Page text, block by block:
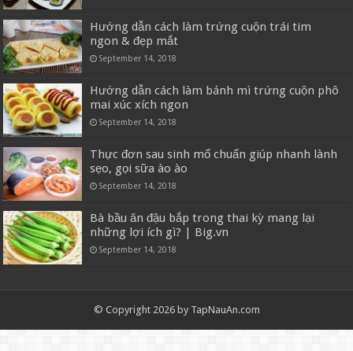
Hướng dẫn cách làm trứng cuộn trái tim
ngon & đẹp mắt
September 14, 2018
Hướng dẫn cách làm bánh mì trứng cuộn phô
mai xúc xích ngon
September 14, 2018
Thực đơn sau sinh mổ chuẩn giúp nhanh lành
sẹo, gọi sữa ào ào
September 14, 2018
Bà bầu ăn đậu bắp trong thai kỳ mang lại
những lợi ích gì? | Big.vn
September 14, 2018
© Copyright 2026 by TapNauAn.com